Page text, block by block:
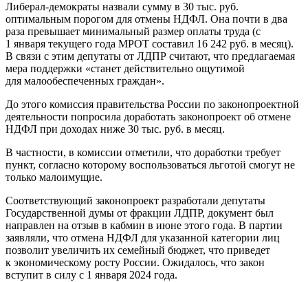
Либерал-демократы назвали сумму в 30 тыс. руб.
оптимальным порогом для отмены НДФЛ. Она почти в два
раза превышает минимальный размер оплаты труда (с
1 января текущего года МРОТ составил 16 242 руб. в месяц).
В связи с этим депутаты от ЛДПР считают, что предлагаемая
мера поддержки «станет действительно ощутимой
для малообеспеченных граждан».
До этого комиссия правительства России по законопроектной
деятельности попросила доработать законопроект об отмене
НДФЛ при доходах ниже 30 тыс. руб. в месяц.
В частности, в комиссии отметили, что доработки требует
пункт, согласно которому воспользоваться льготой смогут не
только малоимущие.
Соответствующий законопроект разработали депутаты
Государственной думы от фракции ЛДПР, документ был
направлен на отзыв в кабмин в июне этого года. В партии
заявляли, что отмена НДФЛ для указанной категории лиц
позволит увеличить их семейный бюджет, что приведет
к экономическому росту России. Ожидалось, что закон
вступит в силу с 1 января 2024 года.